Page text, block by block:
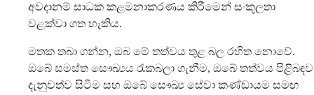
අවදානම් සාධක කළමනාකරණය කිරීමෙන් සංකූලතා
වළක්වා ගත හැකිය.
මතක තබා ගන්න, ඔබ මේ තත්වය තුළ බල රහිත නොවේ.
ඔබේ සමස්ත සෞඛ්‍යය රැකබලා ගැනීම, ඔබේ තත්වය පිළිබඳව
දැනුවත්ව සිටීම සහ ඔබේ සෞඛ්‍ය සේවා කණ්ඩායම සමඟ